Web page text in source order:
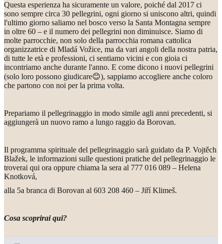
Questa esperienza ha sicuramente un valore, poiché dal 2017 ci
sono sempre circa 30 pellegrini, ogni giorno si uniscono altri, quindi
l'ultimo giorno saliamo nel bosco verso la Santa Montagna sempre
in oltre 60 – e il numero dei pellegrini non diminuisce. Siamo di
molte parrocchie, non solo della parrocchia romana cattolica
organizzatrice di Mladá Vožice, ma da vari angoli della nostra patria,
di tutte le età e professioni, ci sentiamo vicini e con gioia ci
incontriamo anche durante l'anno. E come dicono i nuovi pellegrini
(solo loro possono giudicare😊), sappiamo accogliere anche coloro
che partono con noi per la prima volta.
Prepariamo il pellegrinaggio in modo simile agli anni precedenti, si
aggiungerà un nuovo ramo a lungo raggio da Borovan.
Il programma spirituale del pellegrinaggio sarà guidato da P. Vojtěch
Blažek, le informazioni sulle questioni pratiche del pellegrinaggio le
troverai qui ora oppure chiama la sera al 777 016 089 – Helena
Knotková,
alla 5a branca di Borovan al 603 208 460 – Jiří Klimeš.
Cosa scoprirai qui?